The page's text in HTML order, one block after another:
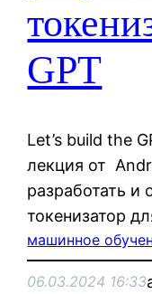
GPT
Let’s build the
лекция от
разработать и
токенизатор
машинное
06.03.2024 16:33